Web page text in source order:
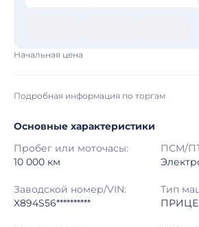
Начальная цена
Подробная информация по торгам
Начало торгов: 07.08.2026,
Конец торгов:
Тип аукциона: Открытые
Основные характеристики
Пробег или моточасы:
10 000 км
ПСМ/
Заводской номер/VIN:
X894S56**********
Тип